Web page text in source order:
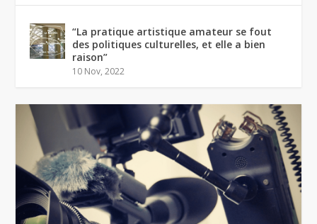
“La pratique artistique amateur se fout
des politiques culturelles, et elle a bien
raison”
10 Nov, 2022